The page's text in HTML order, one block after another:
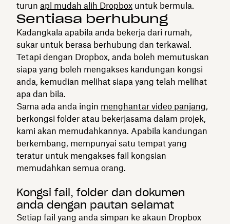
turun apl mudah alih Dropbox untuk bermula.
Sentiasa berhubung
Kadangkala apabila anda bekerja dari rumah,
sukar untuk berasa berhubung dan terkawal.
Tetapi dengan Dropbox, anda boleh memutuskan
siapa yang boleh mengakses kandungan kongsi
anda, kemudian melihat siapa yang telah melihat
apa dan bila.
Sama ada anda ingin menghantar video panjang,
berkongsi folder atau bekerjasama dalam projek,
kami akan memudahkannya. Apabila kandungan
berkembang, mempunyai satu tempat yang
teratur untuk mengakses fail kongsian
memudahkan semua orang.
Kongsi fail, folder dan dokumen
anda dengan pautan selamat
Setiap fail yang anda simpan ke akaun Dropbox